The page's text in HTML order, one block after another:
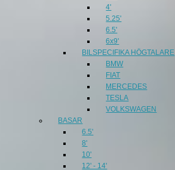
4'
5.25'
6.5'
6x9'
BILSPECIFIKA HÖGTALARE
BMW
FIAT
MERCEDES
TESLA
VOLKSWAGEN
BASAR
6.5'
8'
10'
12' - 14'